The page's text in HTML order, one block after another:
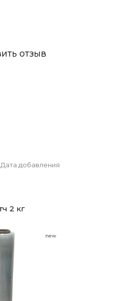
отзыв
Дата добавления
2 кг
new